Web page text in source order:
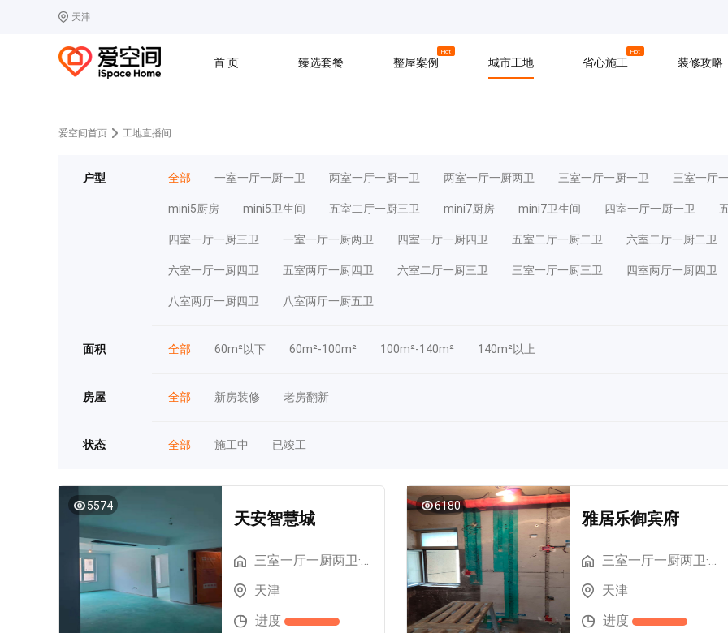
天津
首 页 臻选套餐 整屋案例
Hot
城市工地 省心施工
Hot
装修攻略
爱空间首页 工地直播间
户型 全部 一室一厅一厨一卫 两室一厅一厨一卫 两室一厅一厨两卫 三室一厅一厨一卫 三室一厅
mini5厨房 mini5卫生间 五室二厅一厨三卫 mini7厨房 mini7卫生间 四室一厅一厨一卫
四室一厅一厨三卫 一室一厅一厨两卫 四室一厅一厨四卫 五室二厅一厨二卫 六室二厅一厨二卫
六室一厅一厨四卫 五室两厅一厨四卫 六室二厅一厨三卫 三室一厅一厨三卫 四室两厅一厨四卫
八室两厅一厨四卫 八室两厅一厨五卫
面积 全部 60m²以下 60m²-100m² 100m²-140m² 140m²以上
房屋 全部 新房装修 老房翻新
状态 全部 施工中 已竣工
5574
天安智慧城
天津
进度
6180
雅居乐御宾府
天津
进度